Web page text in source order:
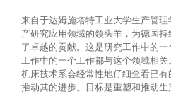
来自于达姆施塔特工业大学生产管
产研究应用领域的领头羊，为德国
了卓越的贡献。这是研究工作中的
工作中的一个工作都与这个领域相
机床技术系会经常性地仔细查看已
推动其的进步。目标是重塑和推动生